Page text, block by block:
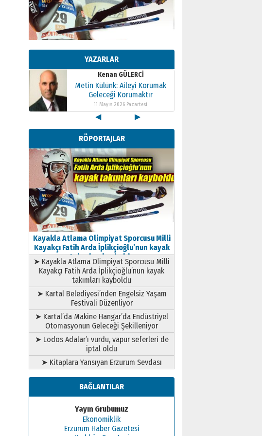
YAZARLAR
11 Mayıs 2026 Pazartesi
Kenan GÜLERCİ
Metin Külünk: Aileyi Korumak
Geleceği Korumaktır
11 Mayıs 2026 Pazartesi
Kenan GÜLERCİ
Metin Külünk: Aileyi Korumak
Geleceği Korumaktır
11 Mayıs 2026 Pazartesi
◀ ▶
RÖPORTAJLAR
Kayakla Atlama Olimpiyat Sporcusu Milli
Kayakçı Fatih Arda İplikçioğlu’nun kayak
takımları kayboldu
➤ Kayakla Atlama Olimpiyat Sporcusu Milli
Kayakçı Fatih Arda İplikçioğlu’nun kayak
takımları kayboldu
➤ Kartal Belediyesi’nden Engelsiz Yaşam
Festivali Düzenliyor
➤ Kartal’da Makine Hangar’da Endüstriyel
Otomasyonun Geleceği Şekilleniyor
➤ Lodos Adalar’ı vurdu, vapur seferleri de
iptal oldu
➤ Kitaplara Yansıyan Erzurum Sevdası
BAĞLANTILAR
Yayın Grubumuz
Ekonomiklik
Erzurum Haber Gazetesi